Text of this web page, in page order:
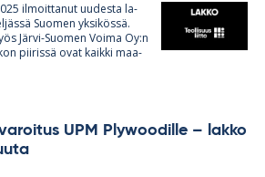
il­moit­ta­nut uu­desta la­
Suo­men yk­si­kössä.
Järvi-Suo­men Voima Oy:n
pii­rissä ovat kaikki maa­
UPM Plywoo­dille – lakko